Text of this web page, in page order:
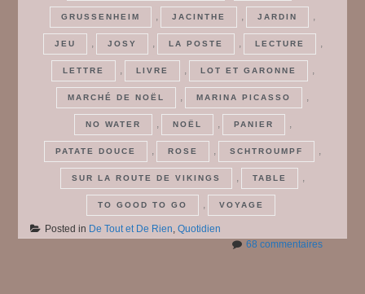
GRUSSENHEIM , JACINTHE , JARDIN ,
JEU , JOSY , LA POSTE , LECTURE ,
LETTRE , LIVRE , LOT ET GARONNE ,
MARCHÉ DE NOËL , MARINA PICASSO ,
NO WATER , NOËL , PANIER ,
PATATE DOUCE , ROSE , SCHTROUMPF ,
SUR LA ROUTE DE VIKINGS , TABLE ,
TO GOOD TO GO , VOYAGE
Posted in De Tout et De Rien,Quotidien
68 commentairessur